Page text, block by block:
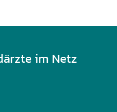
im Netz